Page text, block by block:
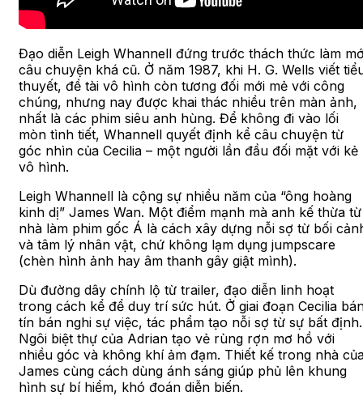
Đạo diễn Leigh Whannell đứng trước thách thức làm
câu chuyện khá cũ. Ở năm 1987, khi H. G. Wells viết
thuyết, đề tài vô hình còn tương đối mới mẻ với công
chúng, nhưng nay được khai thác nhiều trên màn ảnh,
nhất là các phim siêu anh hùng. Để không đi vào lối
mòn tình tiết, Whannell quyết định kể câu chuyện từ
góc nhìn của Cecilia – một người lần đầu đối mặt với kẻ
vô hình.
Leigh Whannell là cộng sự nhiều năm của “ông hoàng
kinh dị” James Wan. Một điểm mạnh mà anh kế thừa từ
nhà làm phim gốc Á là cách xây dựng nỗi sợ từ bối
và tâm lý nhân vật, chứ không lạm dụng jumpscare
(chèn hình ảnh hay âm thanh gây giật mình).
Dù đường dây chính lộ từ trailer, đạo diễn linh hoạt
trong cách kể để duy trí sức hút. Ở giai đoạn Cecilia
tín bán nghi sự việc, tác phẩm tạo nỗi sợ từ sự bất định.
Ngôi biệt thự của Adrian tạo vẻ rùng rợn mơ hồ với
nhiều góc và không khí ảm đạm. Thiết kế trong nhà
James cùng cách dùng ánh sáng giúp phủ lên khung
hình sự bí hiểm, khó đoán diễn biến.